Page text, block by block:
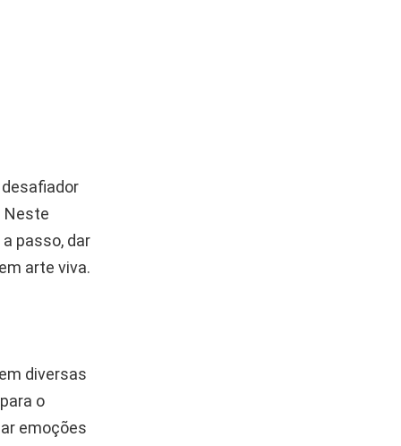
Neste
passo, dar
arte viva.
diversas
o
emoções